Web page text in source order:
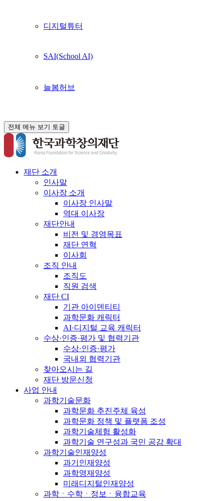
디지털튜터
SAI(School AI)
늘봄허브
전체 메뉴 보기 토글
재단 소개
인사말
이사장 소개
이사장 인사말
역대 이사장
재단안내
비전 및 경영목표
재단 연혁
이사회
조직 안내
조직도
직원 검색
재단 CI
기관 아이덴티티
과학문화 캐릭터
AI·디지털 교육 캐릭터
수상·인증·평가 및 협력기관
수상·인증·평가
국내외 협력기관
찾아오시는 길
재단 방문신청
사업 안내
과학기술문화
과학문화 추진주체 육성
과학문화 정책 및 플랫폼 조성
과학기술체험 활성화
과학기술 연구성과 국민 공감 확대
과학기술인재양성
과기인재양성
과학영재양성
미래디지털인재양성
과학ㆍ수학ㆍ정보ㆍ융합교육